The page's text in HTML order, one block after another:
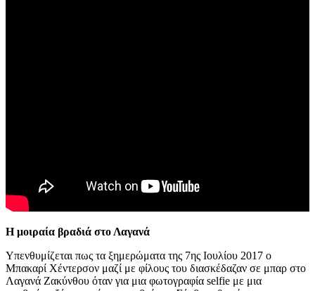
Η μοιραία βραδιά στο Λαγανά
Υπενθυμίζεται πως τα ξημερώματα της 7ης Ιουλίου 2017 ο
Μπακαρί Χέντερσον μαζί με φίλους του διασκέδαζαν σε μπαρ στο
Λαγανά Ζακύνθου όταν για μια φωτογραφία selfie με μια